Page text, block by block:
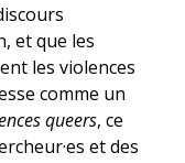
et que les
les violences
comme un
queers, ce
et des